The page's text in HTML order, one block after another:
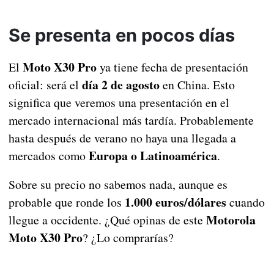
Se presenta en pocos días
El Moto X30 Proya tiene fecha de presentación
oficial: será el día 2 de agostoen China. Esto
significa que veremos una presentación en el
mercado internacional más tardía. Probablemente
hasta después de verano no haya una llegada a
mercados comoEuropa o Latinoamérica.
Sobre su precio no sabemos nada, aunque es
probable que ronde los 1.000 euros/dólares cuando
llegue a occidente. ¿Qué opinas de este Motorola
Moto X30 Pro? ¿Lo comprarías?